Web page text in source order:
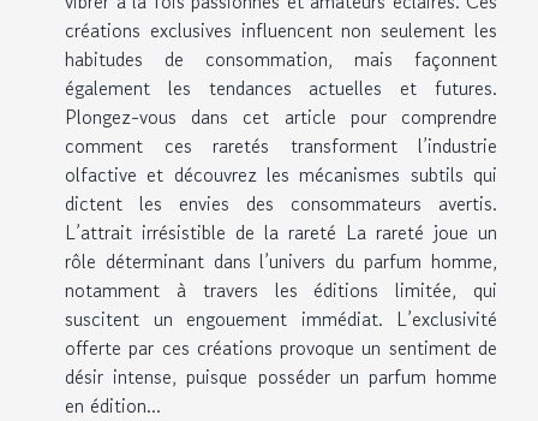
créations exclusives influencent non seulement les
habitudes de consommation, mais façonnent
également les tendances actuelles et futures.
Plongez-vous dans cet article pour comprendre
comment ces raretés transforment l’industrie
olfactive et découvrez les mécanismes subtils qui
dictent les envies des consommateurs avertis.
L’attrait irrésistible de la rareté La rareté joue un
rôle déterminant dans l’univers du parfum homme,
notamment à travers les éditions limitée, qui
suscitent un engouement immédiat. L’exclusivité
offerte par ces créations provoque un sentiment de
désir intense, puisque posséder un parfum homme
en édition...